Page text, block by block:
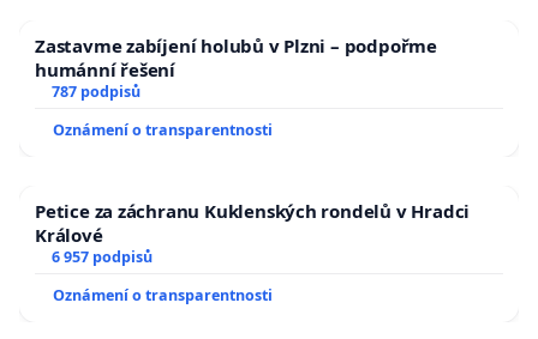
Zastavme zabíjení holubů v Plzni – podpořme
humánní řešení
787 podpisů
Oznámení o transparentnosti
Petice za záchranu Kuklenských rondelů v Hradci
Králové
6 957 podpisů
Oznámení o transparentnosti